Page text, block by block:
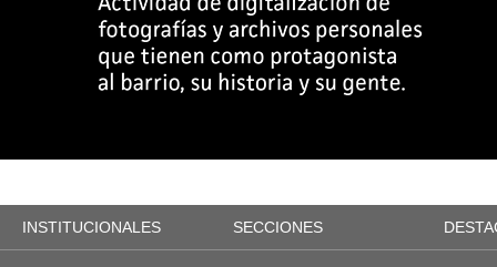
INSTITUCIONALES SECCIONES